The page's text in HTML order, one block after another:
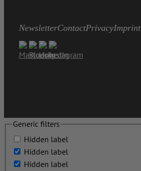
NewsletterContactPrivacyImprint
Generic filters
Hidden label
Hidden label
Hidden label